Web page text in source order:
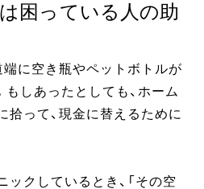
困っている人の助
端に空き瓶やペットボトルが
しあったとしても、ホーム
拾って、現金に替えるために
クしているとき、「その空